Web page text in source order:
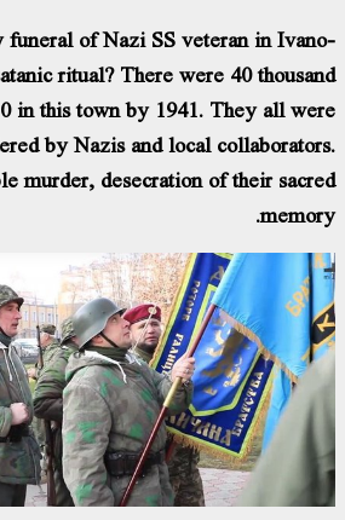
funeral of Nazi SS veteran in Ivano-
ritual? There were 40 thousand
in this town by 1941. They all were
by Nazis and local collaborators.
murder, desecration of their sacred
memory.